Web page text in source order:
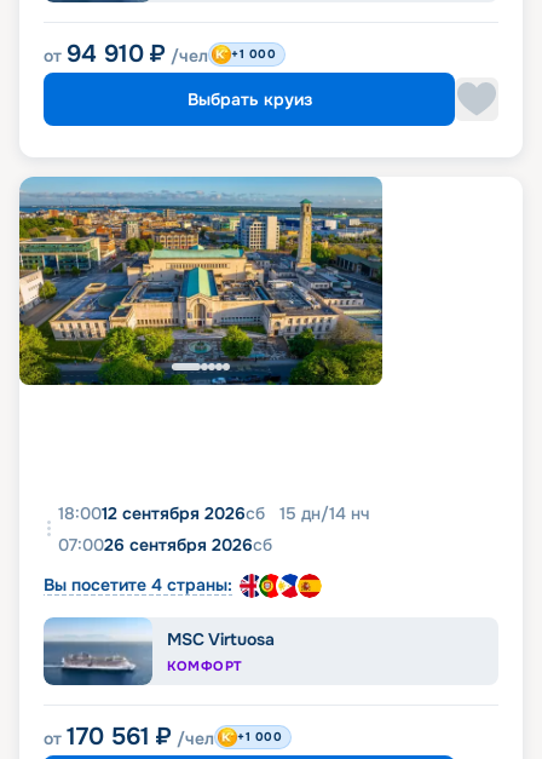
от 94 910 ₽ /чел +1 000
Выбрать круиз
18:0012 сентября 2026сб 15 дн/14 нч
07:0026 сентября 2026сб
Вы посетите 4 страны:
MSC Virtuosa
КОМФОРТ
от 170 561 ₽ /чел +1 000